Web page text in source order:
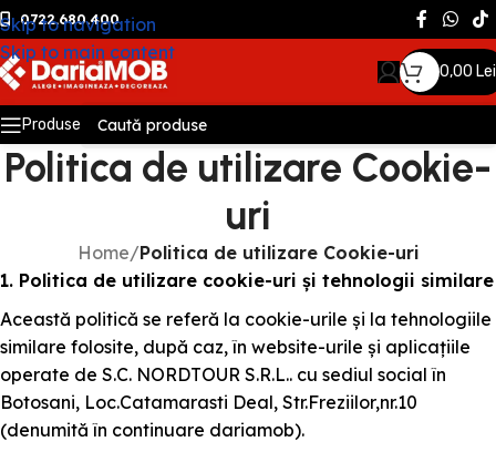
Skip to navigation
Skip to main content
0722.680.400
0,00 Lei
Produse
Politica de utilizare Cookie-
uri
Home/Politica de utilizare Cookie-uri
1. Politica de utilizare cookie-uri și tehnologii similare
Această politică se referă la cookie-urile și la tehnologiile
similare folosite, după caz, în website-urile și aplicațiile
operate de S.C. NORDTOUR S.R.L.. cu sediul social în
Botosani, Loc.Catamarasti Deal, Str.Freziilor,nr.10
(denumită în continuare dariamob).